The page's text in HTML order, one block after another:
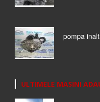
pompa
ULTIMELE MASINI